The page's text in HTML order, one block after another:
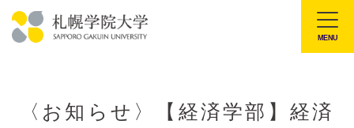
文
MENU
〈お知らせ〉【経済学部】経済